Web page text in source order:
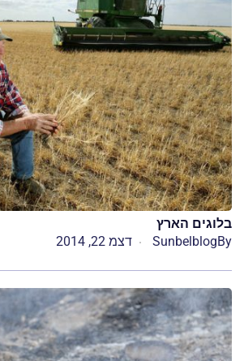
בלוגים הארץ
By
Sunbelblog דצמ 22, 2014